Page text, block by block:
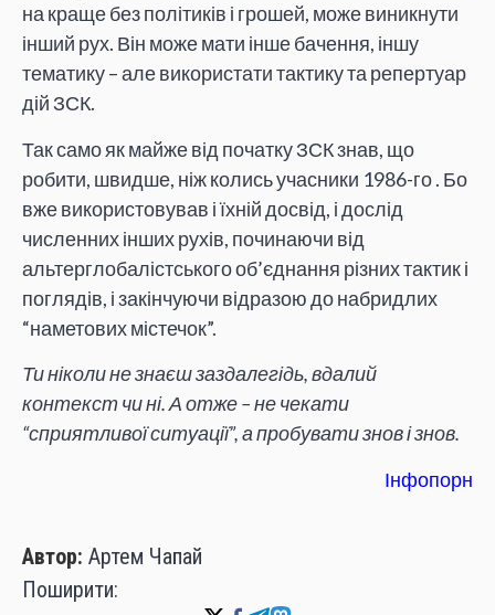
на краще без політиків і грошей, може виникнути
інший рух. Він може мати інше бачення, іншу
тематику – але використати тактику та репертуар
дій ЗСК.
Так само як майже від початку ЗСК знав, що
робити, швидше, ніж колись учасники 1986-го . Бо
вже використовував і їхній досвід, і дослід
численних інших рухів, починаючи від
альтерглобалістського об’єднання різних тактик і
поглядів, і закінчуючи відразою до набридлих
“наметових містечок”.
Ти ніколи не знаєш заздалегідь, вдалий
контекст чи ні. А отже – не чекати
“сприятливої ситуації”, а пробувати знов і знов.
Інфопорн
Автор: Артем Чапай
Поширити: